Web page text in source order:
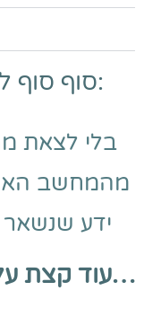
סוף סוף לקבל הדרכה פרקטית:
בלי לצאת
מהמחשב
ידע שנשאר
עוד קצת עלינו…